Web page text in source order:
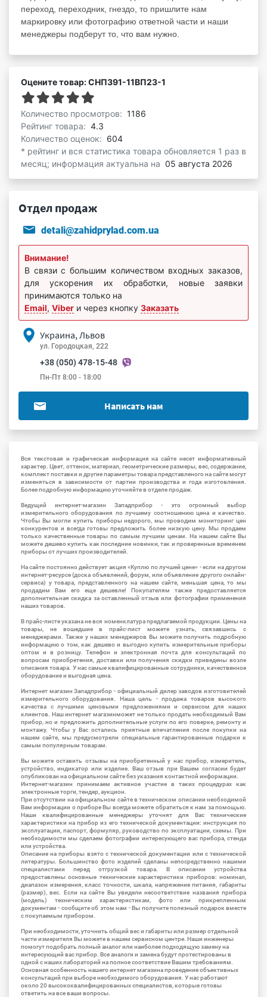
переход, переходник, гнездо, то пришлите нам
маркировку или фотографию ответной части и наши
менеджеры подберут то, что вам нужно.
Оцените товар: СНП391-11ВП23-1
Количество просмотров: 1186
Рейтинг товара: 4.3
Количество оценок: 604
* рейтинг и вся статистика товара обновляется 1 раз в
месяц; информация актуальна на 05 августа 2026
Отдел продаж
detali@zahidprylad.com.ua
Внимание!
В связи с большим количеством входных заказов,
для ускорения их обработки, новые заявки
принимаются только на
Email, Viber и через кнопку Заказать
Украина, Львов
ул. Городоцкая, 222
+38 (050) 478-15-48
Пн-Пт 8:00 - 18:00
Написать нам
Вся текстовая и графическая информация на сайте несет информативный
характер. Цвет, оттенок, материал, геометрические размеры, вес, содержание,
комплект поставки и другие параметры товара представленого на сайте могут
изменяться в зависимости от партии производства и года изготовления.
Более подробную информацию уточняйте в отделе продаж.
Ведущий интернет-магазин Западприбор - это огромный выбор
измерительного оборудования по лучшему соотношению цена и качество.
Чтобы Вы могли купить приборы недорого, мы проводим мониторинг цен
конкурентов и всегда готовы предложить более низкую цену. Мы продаем
только качественные товары по самым лучшим ценам. На нашем сайте Вы
можете дешево купить как последние новинки, так и проверенные временем
приборы от лучших производителей.
На сайте постоянно действует акция «Куплю по лучшей цене» - если на другом
интернет-ресурсе (доска объявлений, форум, или объявление другого онлайн-
сервиса) у товара, представленного на нашем сайте, меньшая цена, то мы
продадим Вам его еще дешевле! Покупателям также предоставляется
дополнительная скидка за оставленный отзыв или фотографии применения
наших товаров.
В прайс-листе указана не вся номенклатура предлагаемой продукции. Цены на
товары, не вошедшие в прайс-лист можете узнать, связавшись с
менеджерами. Также у наших менеджеров Вы можете получить подробную
информацию о том, как дешево и выгодно купить измерительные приборы
оптом и в розницу. Телефон и электронная почта для консультаций по
вопросам приобретения, доставки или получения скидки приведены возле
описания товара. У нас самые квалифицированные сотрудники, качественное
оборудование и выгодная цена.
Интернет магазин Западприбор - официальный дилер заводов изготовителей
измерительного оборудования. Наша цель - продажа товаров высокого
качества с лучшими ценовыми предложениями и сервисом для наших
клиентов. Наш интернет магазинможет не только продать необходимый Вам
прибор, но и предложить дополнительные услуги по его поверке, ремонту и
монтажу. Чтобы у Вас остались приятные впечатления после покупки на
нашем сайте, мы предусмотрели специальные гарантированные подарки к
самым популярным товарам.
Вы можете оставить отзывы на приобретенный у нас прибор, измеритель,
устройство, индикатор или изделие. Ваш отзыв при Вашем согласии будет
опубликован на официальном сайте без указания контактной информации.
Интернет-магазин принимаем активное участие в таких процедурах как
электронные торги, тендер, аукцион.
При отсутствии на официальном сайте в техническом описании необходимой
Вам информации о приборе Вы всегда можете обратиться к нам за помощью.
Наши квалифицированные менеджеры уточнят для Вас технические
характеристики на прибор из его технической документации: инструкция по
эксплуатации, паспорт, формуляр, руководство по эксплуатации, схемы. При
необходимости мы сделаем фотографии интересующего вас прибора, стенда
или устройства.
Описание на приборы взято с технической документации или с технической
литературы. Большинство фото изделий сделаны непосредственно нашими
специалистами перед отгрузкой товара. В описании устройства
предоставлены основные технические характеристики приборов: номинал,
диапазон измерения, класс точности, шкала, напряжение питания, габариты
(размер), вес. Если на сайте Вы увидели несоответствие названия прибора
(модель) техническим характеристикам, фото или прикрепленным
документам - сообщите об этом нам - Вы получите полезный подарок вместе
с покупаемым прибором.
При необходимости, уточнить общий вес и габариты или размер отдельной
части измерителя Вы можете в нашем сервисном центре. Наши инженеры
помогут подобрать полный аналог или наиболее подходящую замену на
интересующий вас прибор. Все аналоги и замена будут протестированы в
одной с наших лабораторий на полное соответствие Вашим требованиям.
Основная особенность нашего интернет магазина проведение объективных
консультаций при выборе необходимого оборудования. У нас работают
около 20 высококвалифицированных специалистов, которые готовы
ответить на все ваши вопросы.